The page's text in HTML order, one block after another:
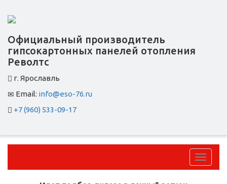
Официальный производитель
гипсокартонных панелей отопления
Револтс
г. Ярославль
Email: info@eso-76.ru
+7 (960) 533-09-17